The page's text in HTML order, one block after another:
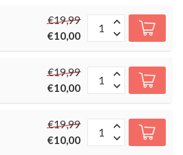
€19,99
€10,00
€19,99
€10,00
€19,99
€10,00